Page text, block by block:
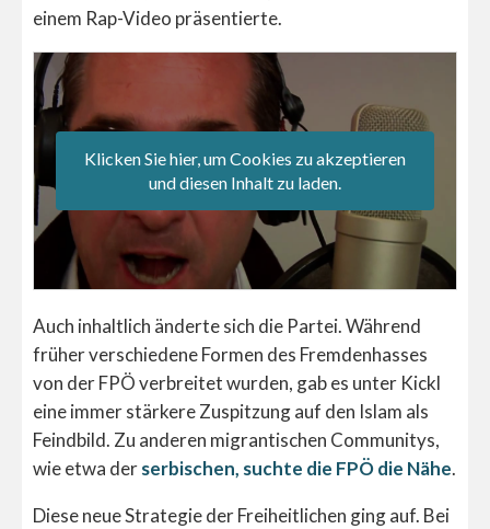
einem Rap-Video präsentierte.
Klicken Sie hier, um Cookies zu akzeptieren
und diesen Inhalt zu laden.
Auch inhaltlich änderte sich die Partei. Während
früher verschiedene Formen des Fremdenhasses
von der FPÖ verbreitet wurden, gab es unter Kickl
eine immer stärkere Zuspitzung auf den Islam als
Feindbild. Zu anderen migrantischen Communitys,
wie etwa derserbischen, suchte die FPÖ die Nähe.
Diese neue Strategie der Freiheitlichen ging auf. Bei